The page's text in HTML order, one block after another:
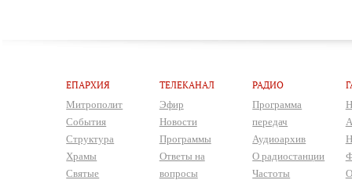
ЕПАРХИЯ
Митрополит
События
Структура
Храмы
Святые
ТЕЛЕКАНАЛ
Эфир
Новости
Программы
Ответы на
вопросы
РАДИО
Программа
передач
Аудиоархив
О радиостанции
Частоты